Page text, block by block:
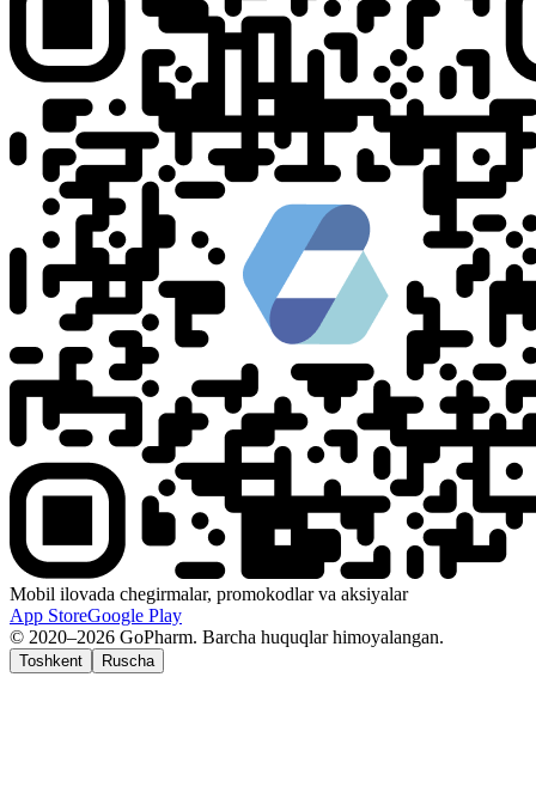
Mobil ilovada chegirmalar, promokodlar va aksiyalar
App StoreGoogle Play
© 2020–2026 GoPharm. Barcha huquqlar himoyalangan.
Toshkent Ruscha